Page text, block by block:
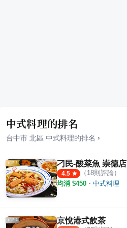
中式料理的排名
台中市 北區 中式料理的排名 ›
刁民-酸菜魚 崇德店
4.5 （ 18則評論）
均消 $450 ・ 中式料理
京悅港式飲茶